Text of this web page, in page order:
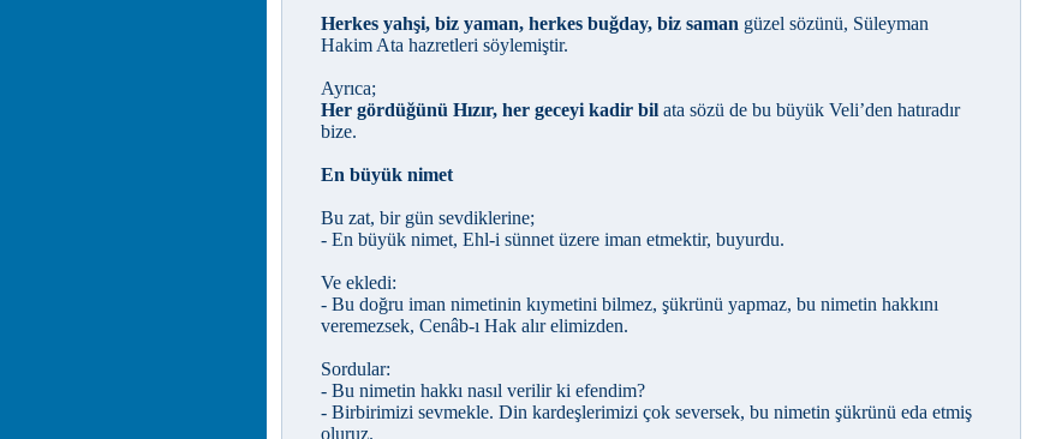
Herkes yahşi, biz yaman, herkes buğday, biz saman güzel sözünü, Süleyman
Hakim Ata hazretleri söylemiştir.
Ayrıca;
Her gördüğünü Hızır, her geceyi kadir bil ata sözü de bu büyük Veli’den hatıradır
bize.
En büyük nimet
Bu zat, bir gün sevdiklerine;
- En büyük nimet, Ehl-i sünnet üzere iman etmektir, buyurdu.
Ve ekledi:
- Bu doğru iman nimetinin kıymetini bilmez, şükrünü yapmaz, bu nimetin hakkını
veremezsek, Cenâb-ı Hak alır elimizden.
Sordular:
- Bu nimetin hakkı nasıl verilir ki efendim?
- Birbirimizi sevmekle. Din kardeşlerimizi çok seversek, bu nimetin şükrünü eda etmiş
oluruz.